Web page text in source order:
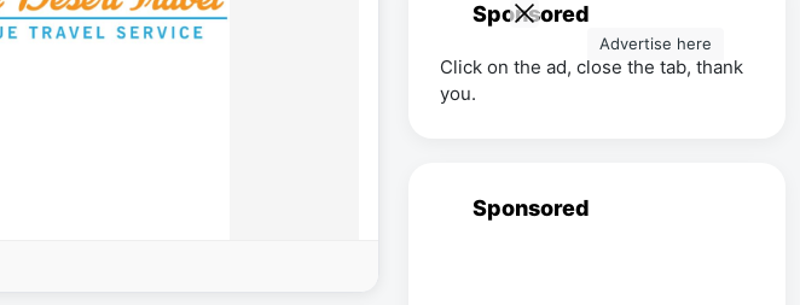
Sponsored
Click on the ad, close the tab, thank
you.
Sponsored
Advertise here